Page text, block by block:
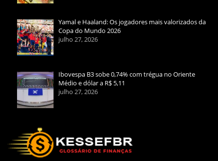
Yamal e Haaland: Os jogadores mais valorizados da
Copa do Mundo 2026
julho 27, 2026
Ibovespa B3 sobe 0,74% com trégua no Oriente
Médio e dólar a R$ 5,11
julho 27, 2026